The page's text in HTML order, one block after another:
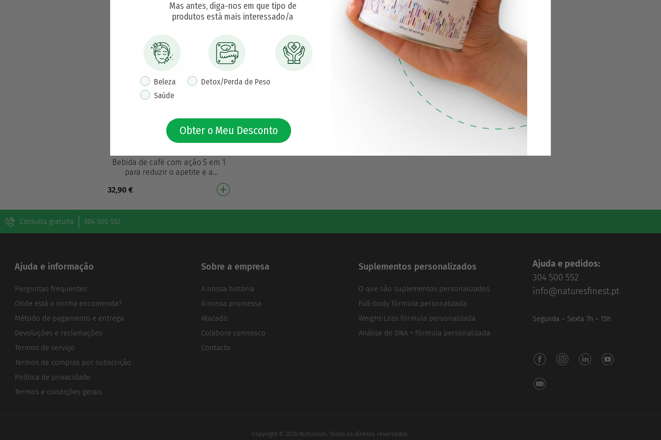
OK!FatBurn Coffee
Bebida de café com ação 5 em 1
para reduzir o apetite e a
fadiga2 Com ingredientes ativos
L-carnitina, sabugueiro e ext…
32,90 €
Consulta gratuita 304 500 552
Ajuda e informação
Perguntas frequentes
Onde está a minha encomenda?
Método de pagamento e entrega
Devoluções e reclamações
Termos de serviço
Termos de compras por subscrição
Política de privacidade
Termos e condições gerais
Sobre a empresa
A nossa história
A nossa promessa
Atacado
Colabore connosco
Contacto
Suplementos personalizados
O que são suplementos personalizados
Full-body fórmula personalizada
Weight-Loss fórmula personalizada
Análise de DNA + fórmula personalizada
Ajuda e pedidos:
304 500 552
info@naturesfinest.pt
Segunda – Sexta 7h – 15h
Copyright © 2026 Nutrisslim. Todos os direitos reservados.
Mas antes, diga-nos em que tipo de
produtos está mais interessado/a
pop up interest
Beleza
Detox/Perda de Peso
Saúde
Obter o Meu Desconto